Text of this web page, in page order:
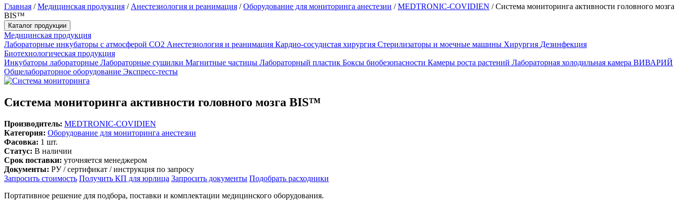
Главная /Медицинская продукция / Анестезиология и реанимация /Оборудование для мониторинга анестезии /MEDTRONIC-COVIDIEN /Система мониторинга активности головного мозга
BIS™
Каталог продукции
Медицинская продукция
Лабораторные инкубаторы с атмосферой CO2 Анестезиология и реанимация Кардио-сосудистая хирургия Стерилизаторы и моечные машины Хирургия Дезинфекция
Биотехнологическая продукция
Инкубаторы лабораторные Лабораторные сушилки Магнитные частицы Лабораторный пластик Боксы биобезопасности Камеры роста растений Лабораторная холодильная камера ВИВАРИЙ
Общелабораторное оборудование Экспресс-тесты
Система мониторинга активности головного мозга BIS™
Производитель: MEDTRONIC-COVIDIEN
Категория: Оборудование для мониторинга анестезии
Фасовка: 1 шт.
Статус: В наличии
Срок поставки: уточняется менеджером
Документы: РУ / сертификат / инструкция по запросу
Запросить стоимость Получить КП для юрлица Запросить документы Подобрать расходники
Портативное решение для подбора, поставки и комплектации медицинского оборудования.